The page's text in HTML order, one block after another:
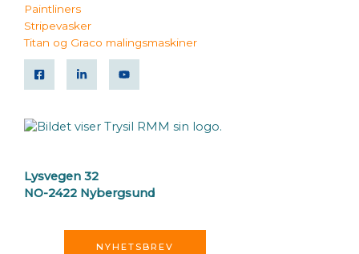
Paintliners
Stripevasker
Titan og Graco malingsmaskiner
Lysvegen 32
NO-2422 Nybergsund
NYHETSBREV